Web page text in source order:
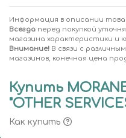
Информация в описании
Всегда перед покупкой
магазина характеристики и
Внимание! В связи с
магазинов, конечная цена
Купить
"OTHER
Как купить